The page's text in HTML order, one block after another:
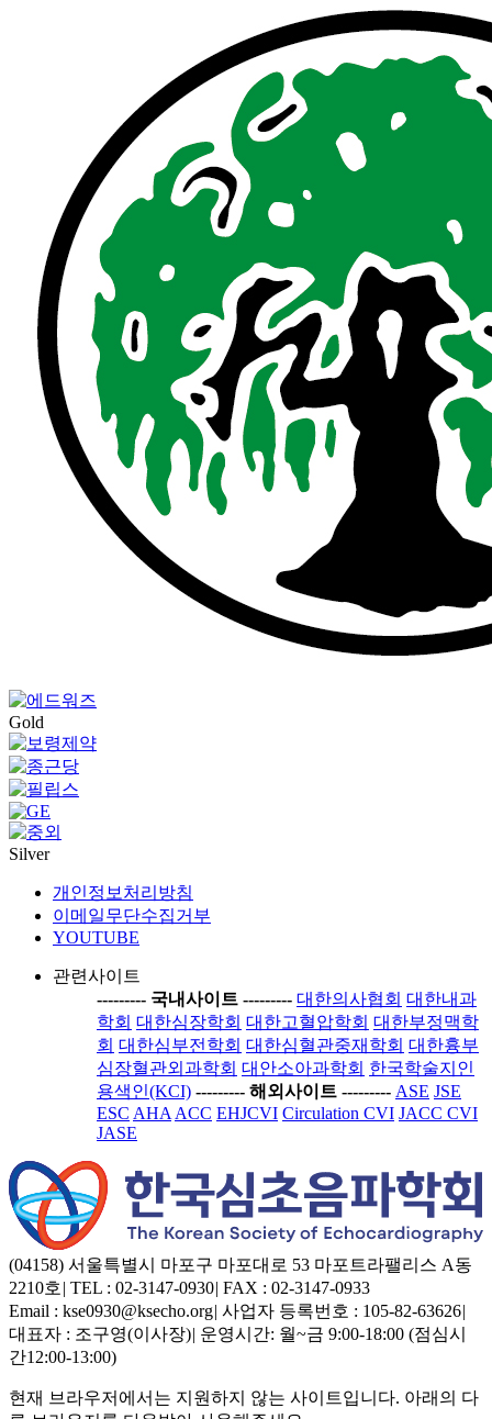
Gold
Silver
개인정보처리방침
이메일무단수집거부
YOUTUBE
관련사이트
--------- 국내사이트 --------- 대한의사협회 대한내과
학회 대한심장학회 대한고혈압학회 대한부정맥학
회 대한심부전학회 대한심혈관중재학회 대한흉부
심장혈관외과학회 대안소아과학회 한국학술지인
용색인(KCI) --------- 해외사이트 --------- ASE JSE
ESC AHA ACC EHJCVI Circulation CVI JACC CVI
JASE
(04158) 서울특별시 마포구 마포대로 53 마포트라팰리스 A동
2210호 | TEL : 02-3147-0930| FAX : 02-3147-0933
Email : kse0930@ksecho.org| 사업자 등록번호 : 105-82-63626|
대표자 : 조구영(이사장)| 운영시간: 월~금 9:00-18:00 (점심시
간12:00-13:00)
현재 브라우저에서는 지원하지 않는 사이트입니다. 아래의 다